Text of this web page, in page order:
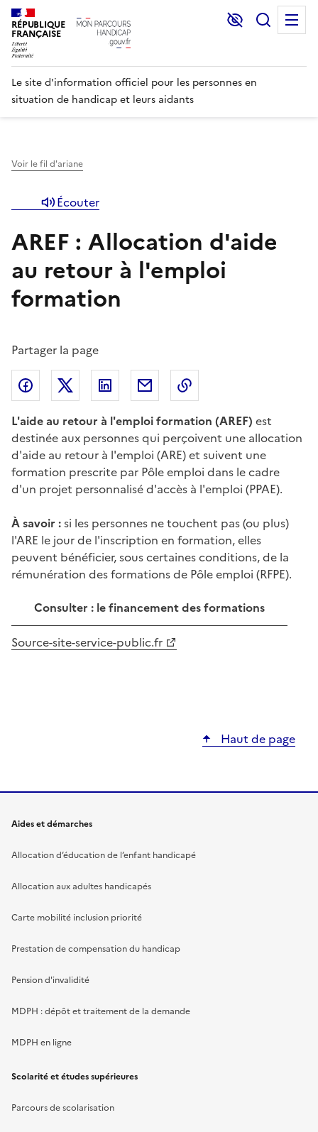
RÉPUBLIQUE
FRANÇAISE
Lecture et
Le site d'information officiel pour les personnes en
situation de handicap et leurs aidants
Voir le fil d'ariane
Écouter
AREF : Allocation d'aide
au retour à l'emploi
formation
Partager la page
Partager l'article surFacebook
Partager l'article sur X (anciennement
Partager l'article sur
Partager l'article par courriel
L'aide au retour à l'emploi formation (AREF) est
destinée aux personnes qui perçoivent une allocation
d'aide au retour à l'emploi (ARE) et suivent une
formation prescrite par Pôle emploi dans le cadre
d'un projet personnalisé d'accès à l'emploi (PPAE).
À savoir :si les personnes ne touchent pas (ou plus)
l'ARE le jour de l'inscription en formation, elles
peuvent bénéficier, sous certaines conditions, de la
rémunération des formations de Pôle emploi (RFPE).
Consulter : le financement des formations
Source-site-service-public.fr
Haut de page
Aides et démarches
Allocation d’éducation de l’enfant handicapé
Allocation aux adultes handicapés
Carte mobilité inclusion priorité
Prestation de compensation du handicap
Pension d'invalidité
MDPH : dépôt et traitement de la demande
MDPH en ligne
Scolarité et études supérieures
Parcours de scolarisation